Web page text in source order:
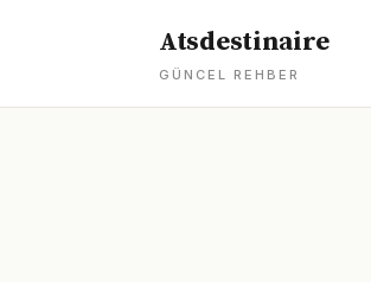
Atsdestinaire
GÜNCEL REHBER